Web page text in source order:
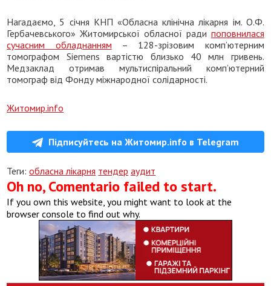
Нагадаємо, 5 січня КНП «Обласна клінічна лікарня ім. О.Ф.
Гербачевського» Житомирської обласної ради поповнилася
сучасним обладнанням – 128-зрізовим комп’ютерним
томографом Siemens вартістю близько 40 млн гривень.
Медзаклад отримав мультиспіральний комп’ютерний
томограф від Фонду міжнародної солідарності.
Житомир.info
Підписуйтесь на Житомир.info в Telegram
Теги:обласна лікарня тендер аудит
Oh no, Comentario failed to start.
If you own this website, you might want to look at the
browser console to find out why.